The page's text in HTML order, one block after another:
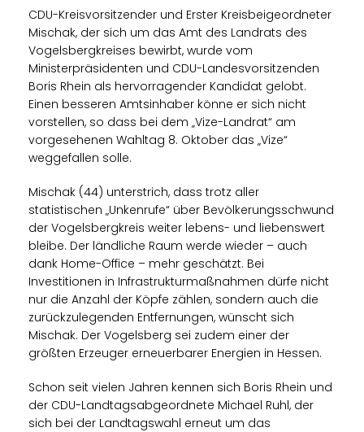
CDU-Kreisvorsitzender und Erster Kreisbeigeordneter
Mischak, der sich um das Amt des Landrats des
Vogelsbergkreises bewirbt, wurde vom
Ministerpräsidenten und CDU-Landesvorsitzenden
Boris Rhein als hervorragender Kandidat gelobt.
Einen besseren Amtsinhaber könne er sich nicht
vorstellen, so dass bei dem „Vize-Landrat“ am
vorgesehenen Wahltag 8. Oktober das „Vize“
weggefallen solle.
Mischak (44) unterstrich, dass trotz aller
statistischen „Unkenrufe“ über Bevölkerungsschwund
der Vogelsbergkreis weiter lebens- und liebenswert
bleibe. Der ländliche Raum werde wieder – auch
dank Home-Office – mehr geschätzt. Bei
Investitionen in Infrastrukturmaßnahmen dürfe nicht
nur die Anzahl der Köpfe zählen, sondern auch die
zurückzulegenden Entfernungen, wünscht sich
Mischak. Der Vogelsberg sei zudem einer der
größten Erzeuger erneuerbarer Energien in Hessen.
Schon seit vielen Jahren kennen sich Boris Rhein und
der CDU-Landtagsabgeordnete Michael Ruhl, der
sich bei der Landtagswahl erneut um das